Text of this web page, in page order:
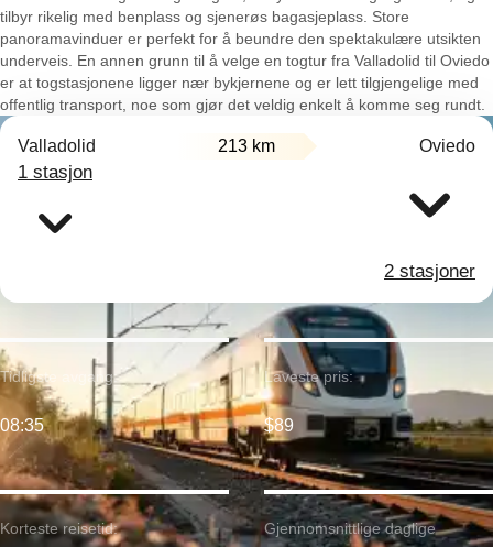
tilbyr rikelig med benplass og sjenerøs bagasjeplass. Store
panoramavinduer er perfekt for å beundre den spektakulære utsikten
underveis. En annen grunn til å velge en togtur fra Valladolid til Oviedo
er at togstasjonene ligger nær bykjernene og er lett tilgjengelige med
offentlig transport, noe som gjør det veldig enkelt å komme seg rundt.
Valladolid 213 km Oviedo
1 stasjon
2 stasjoner
Korteste reisetid:
Tidligste avgang:
08:35
Laveste pris:
$89
Gjennomsnittlige daglige